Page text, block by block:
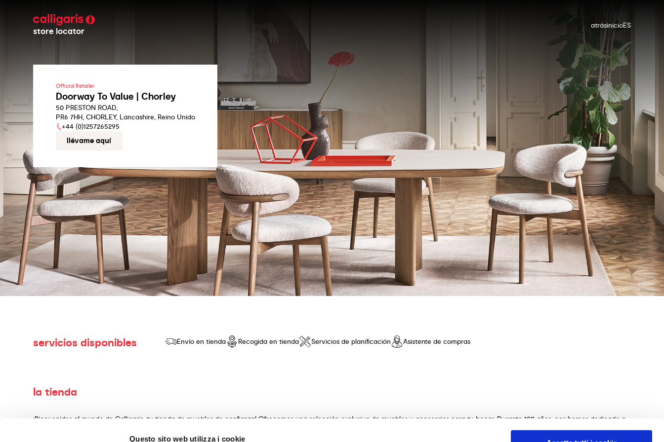
Questo sito web utilizza i cookie
store locator
atrásinicioES
Official Retailer
Doorway To Value | Chorley
50 PRESTON ROAD,
PR6 7HH, CHORLEY, Lancashire, Reino Unido
+44 (0)1257265295
llévame aquí
servicios disponibles Envío en tienda Recogida en tienda Servicios de planificación Asistente de compras
la tienda
¡Bienvenidos al mundo de Calligaris, tu tienda de muebles de confianza! Ofrecemos una selección exclusiva de muebles y accesorios para tu hogar. Durante 100 años, nos hemos dedicado a
producir y vender productos de alta calidad, con un diseño innovador y una comodidad sin iguales. Descubre nuestras colecciones de mesas, sillas, camas, sofás y complementos de